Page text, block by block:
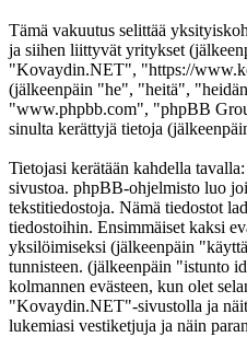
Tämä vakuutus selittää
ja siihen liittyvät yritykset
"Kovaydin.NET", "https://
(jälkeenpäin "he", "heitä",
"www.phpbb.com", "phpBB
sinulta kerättyjä tietoja
Tietojasi kerätään kahdella
sivustoa. phpBB-ohjelmisto luo
tekstitiedostoja. Nämä tiedostot
tiedostoihin. Ensimmäiset kaksi
yksilöimiseksi (jälkeenpäin
tunnisteen. (jälkeenpäin "istunto
kolmannen evästeen, kun olet
"Kovaydin.NET"-sivustolla ja
lukemiasi vestiketjuja ja näin